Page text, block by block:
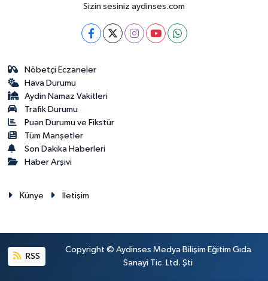
Sizin sesiniz aydinses.com
Nöbetçi Eczaneler
Hava Durumu
Aydin Namaz Vakitleri
Trafik Durumu
Puan Durumu ve Fikstür
Tüm Manşetler
Son Dakika Haberleri
Haber Arşivi
Künye İletişim
RSS
Copyright © Aydinses Medya Bilişim Eğitim Gıda
Sanayi Tic. Ltd. Şti